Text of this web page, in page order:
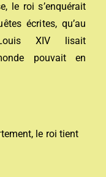
le roi s’enquérait
écrites, qu’au
XIV lisait
pouvait en
le roi tient